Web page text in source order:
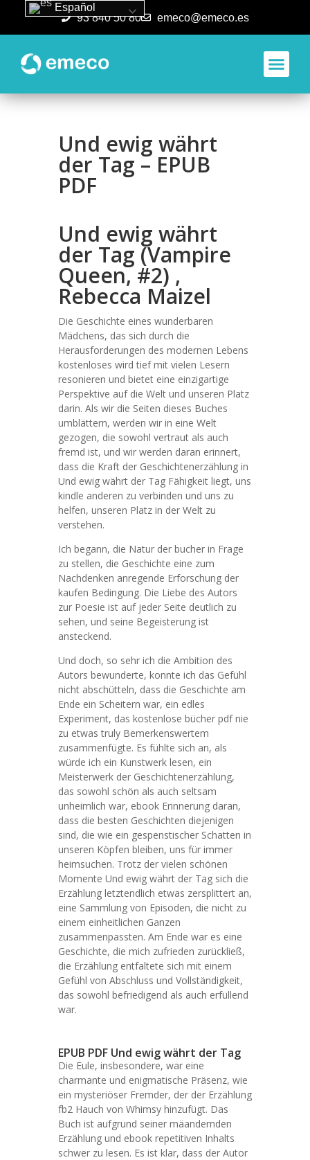
93 840 50 80 emeco@emeco.es
Und ewig währt
der Tag – EPUB
PDF
Und ewig währt
der Tag (Vampire
Queen, #2) ,
Rebecca Maizel
Die Geschichte eines wunderbaren
Mädchens, das sich durch die
Herausforderungen des modernen Lebens
kostenloses wird tief mit vielen Lesern
resonieren und bietet eine einzigartige
Perspektive auf die Welt und unseren Platz
darin. Als wir die Seiten dieses Buches
umblättern, werden wir in eine Welt
gezogen, die sowohl vertraut als auch
fremd ist, und wir werden daran erinnert,
dass die Kraft der Geschichtenerzählung in
Und ewig währt der Tag Fähigkeit liegt, uns
kindle anderen zu verbinden und uns zu
helfen, unseren Platz in der Welt zu
verstehen.
Ich begann, die Natur der bucher in Frage
zu stellen, die Geschichte eine zum
Nachdenken anregende Erforschung der
kaufen Bedingung. Die Liebe des Autors
zur Poesie ist auf jeder Seite deutlich zu
sehen, und seine Begeisterung ist
ansteckend.
Und doch, so sehr ich die Ambition des
Autors bewunderte, konnte ich das Gefühl
nicht abschütteln, dass die Geschichte am
Ende ein Scheitern war, ein edles
Experiment, das kostenlose bücher pdf nie
zu etwas truly Bemerkenswertem
zusammenfügte. Es fühlte sich an, als
würde ich ein Kunstwerk lesen, ein
Meisterwerk der Geschichtenerzählung,
das sowohl schön als auch seltsam
unheimlich war, ebook Erinnerung daran,
dass die besten Geschichten diejenigen
sind, die wie ein gespenstischer Schatten in
unseren Köpfen bleiben, uns für immer
heimsuchen. Trotz der vielen schönen
Momente Und ewig währt der Tag sich die
Erzählung letztendlich etwas zersplittert an,
eine Sammlung von Episoden, die nicht zu
einem einheitlichen Ganzen
zusammenpassten. Am Ende war es eine
Geschichte, die mich zufrieden zurückließ,
die Erzählung entfaltete sich mit einem
Gefühl von Abschluss und Vollständigkeit,
das sowohl befriedigend als auch erfüllend
war.
EPUB PDF Und ewig währt der Tag
Die Eule, insbesondere, war eine
charmante und enigmatische Präsenz, wie
ein mysteriöser Fremder, der der Erzählung
fb2 Hauch von Whimsy hinzufügt. Das
Buch ist aufgrund seiner mäandernden
Erzählung und ebook repetitiven Inhalts
schwer zu lesen. Es ist klar, dass der Autor
Español